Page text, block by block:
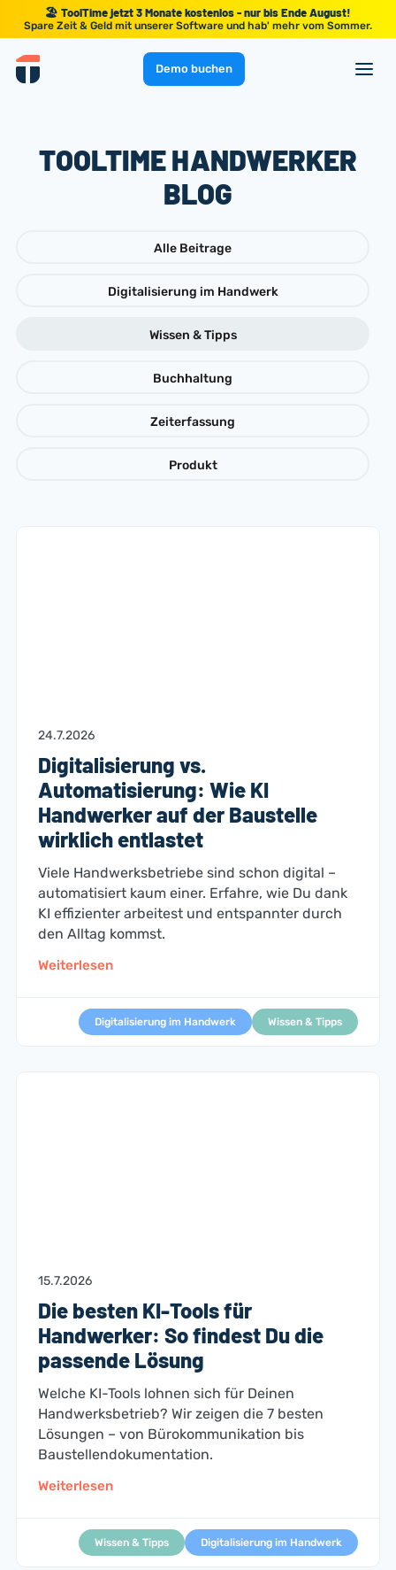
🏖️ ToolTime jetzt 3 Monate kostenlos - nur bis Ende August!
Spare Zeit & Geld mit unserer Software und hab' mehr vom Sommer.
Demo buchen
TOOLTIME HANDWERKER
BLOG
Alle Beitrage
Digitalisierung im Handwerk
Wissen & Tipps
Buchhaltung
Zeiterfassung
Produkt
24.7.2026
Digitalisierung vs.
Automatisierung: Wie KI
Handwerker auf der Baustelle
wirklich entlastet
Viele Handwerksbetriebe sind schon digital –
automatisiert kaum einer. Erfahre, wie Du dank
KI effizienter arbeitest und entspannter durch
den Alltag kommst.
Weiterlesen
Digitalisierung im Handwerk Wissen & Tipps
15.7.2026
Die besten KI-Tools für
Handwerker: So findest Du die
passende Lösung
Welche KI-Tools lohnen sich für Deinen
Handwerksbetrieb? Wir zeigen die 7 besten
Lösungen – von Bürokommunikation bis
Baustellendokumentation.
Weiterlesen
Wissen & Tipps Digitalisierung im Handwerk